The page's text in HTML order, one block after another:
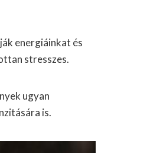
energiáinkat és
stresszes.
ugyan
is.